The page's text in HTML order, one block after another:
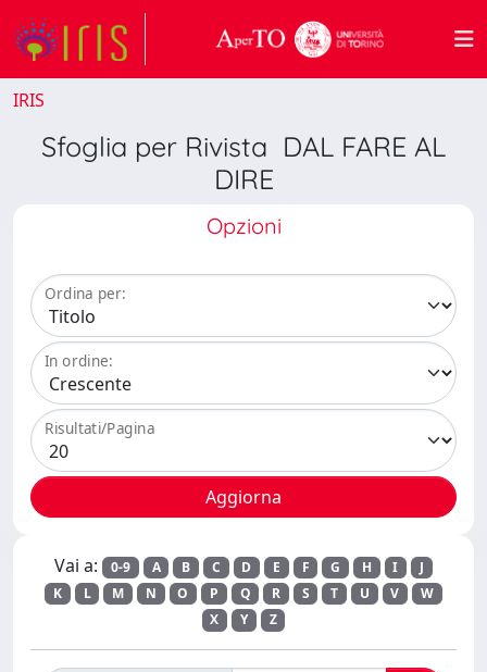
IRIS
Sfoglia per Rivista DAL FARE AL
DIRE
Opzioni
Ordina per:
In ordine:
Risultati/Pagina
Vai a: 0-9 A B C D E F G H I
J
K
L M N O P Q R S T U V
W
X
Y Z